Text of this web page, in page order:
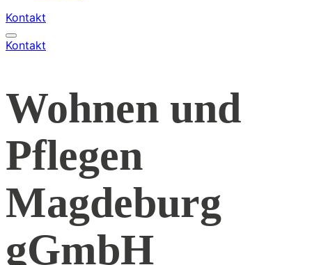
Kontakt
Kontakt
Wohnen und
Pflegen
Magdeburg
gGmbH